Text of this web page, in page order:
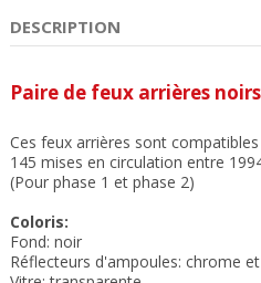
DESCRIPTION
Paire de feux arrières
Ces feux arrières sont
145 mises en circulation entre
(Pour phase 1 et phase 2)
Coloris:
Fond: noir
Réflecteurs d'ampoules: chrome